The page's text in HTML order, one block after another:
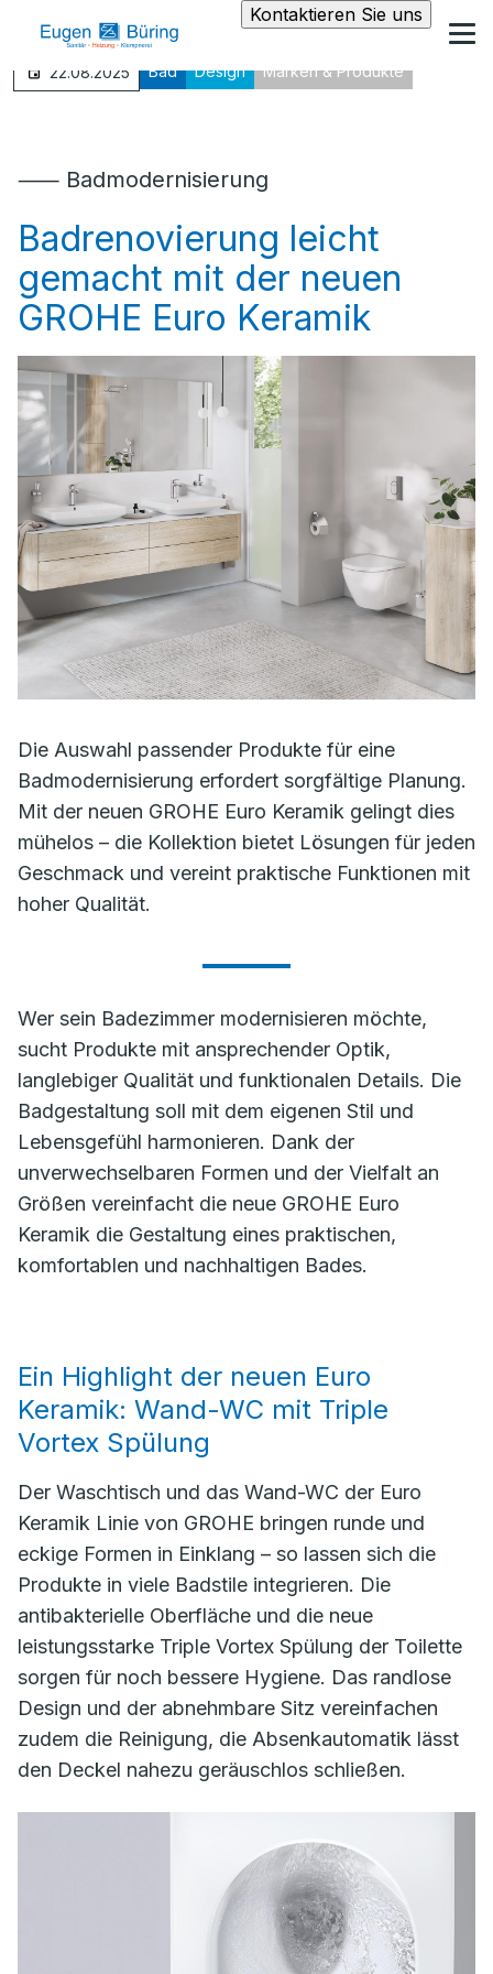
Kontaktieren Sie uns
22.08.2025 Bad Design Marken & Produkte
⸺ Badmodernisierung
Badrenovierung leicht
gemacht mit der neuen
GROHE Euro Keramik
Die Auswahl passender Produkte für eine
Badmodernisierung erfordert sorgfältige Planung.
Mit der neuen GROHE Euro Keramik gelingt dies
mühelos – die Kollektion bietet Lösungen für jeden
Geschmack und vereint praktische Funktionen mit
hoher Qualität.
Wer sein Badezimmer modernisieren möchte,
sucht Produkte mit ansprechender Optik,
langlebiger Qualität und funktionalen Details. Die
Badgestaltung soll mit dem eigenen Stil und
Lebensgefühl harmonieren. Dank der
unverwechselbaren Formen und der Vielfalt an
Größen vereinfacht die neue GROHE Euro
Keramik die Gestaltung eines praktischen,
komfortablen und nachhaltigen Bades.
Ein Highlight der neuen Euro
Keramik: Wand-WC mit Triple
Vortex Spülung
Der Waschtisch und das Wand-WC der Euro
Keramik Linie von GROHE bringen runde und
eckige Formen in Einklang – so lassen sich die
Produkte in viele Badstile integrieren. Die
antibakterielle Oberfläche und die neue
leistungsstarke Triple Vortex Spülung der Toilette
sorgen für noch bessere Hygiene. Das randlose
Design und der abnehmbare Sitz vereinfachen
zudem die Reinigung, die Absenkautomatik lässt
den Deckel nahezu geräuschlos schließen.